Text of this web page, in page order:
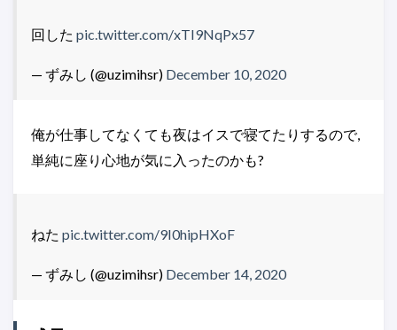
回した pic.twitter.com/xTI9NqPx57
— ずみし (@uzimihsr) December 10, 2020
俺が仕事してなくても夜はイスで寝てたりするので,
単純に座り心地が気に入ったのかも?
ねた pic.twitter.com/9I0hipHXoF
— ずみし (@uzimihsr) December 14, 2020